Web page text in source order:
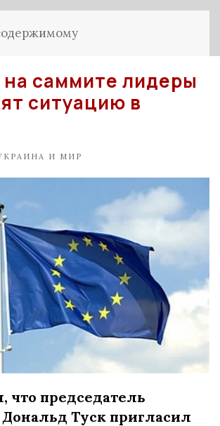
саммите лидеры
ситуацию в
И МИР
что председатель
Дональд Туск пригласил